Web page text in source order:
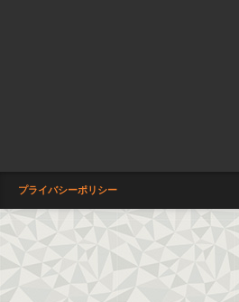
プライバシーポリシー